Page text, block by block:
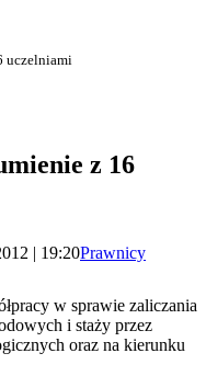
uczelniami
z 16
| 19:20Prawnicy
w sprawie zaliczania
i staży przez
oraz na kierunku